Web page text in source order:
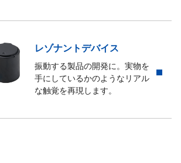
レゾナントデバイス
振動する製品の開発に。実物を
手にしているかのようなリアル
な触覚を再現します。